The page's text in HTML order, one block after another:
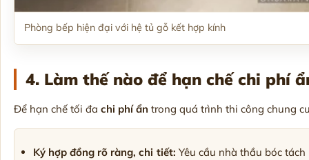
Phòng bếp hiện đại với hệ tủ gỗ kết hợp kính
4. Làm thế nào để hạn chế chi phí
Để hạn chế tối đa chi phí ẩn trong quá trình thi công chung
Ký hợp đồng rõ ràng, chi tiết: Yêu cầu nhà thầu bóc